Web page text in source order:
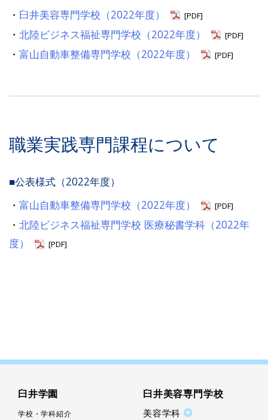
・ 臼井美容専門学校（2022年度） [PDF]
・ 北陸ビジネス福祉専門学校（2022年度） [PDF]
・ 富山自動車整備専門学校（2022年度） [PDF]
職業実践専門課程について
■公表様式（2022年度）
・ 富山自動車整備専門学校（2022年度） [PDF]
・ 北陸ビジネス福祉専門学校 医療秘書学科（2022年
度）
[PDF]
臼井学園
学校・学科紹介
臼井美容専門学校
美容学科